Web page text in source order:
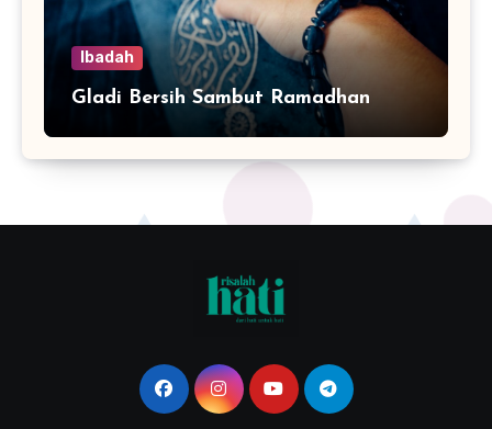
Ibadah
Gladi Bersih Sambut Ramadhan